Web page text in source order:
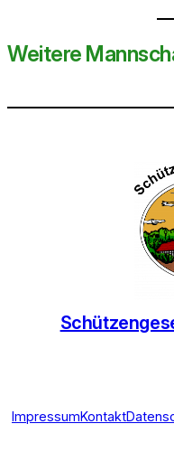
Weitere
ImpressumKontakt